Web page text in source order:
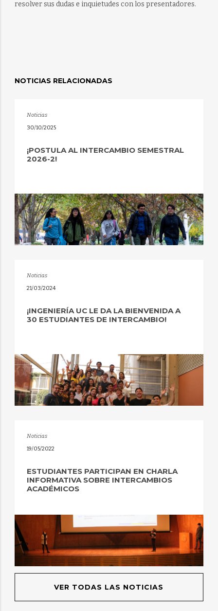
resolver sus dudas e inquietudes con los presentadores.
NOTICIAS RELACIONADAS
Noticias
30/10/2025
¡POSTULA AL INTERCAMBIO SEMESTRAL
2026-2!
Noticias
21/03/2024
¡INGENIERÍA UC LE DA LA BIENVENIDA A
30 ESTUDIANTES DE INTERCAMBIO!
Noticias
19/05/2022
ESTUDIANTES PARTICIPAN EN CHARLA
INFORMATIVA SOBRE INTERCAMBIOS
ACADÉMICOS
VER TODAS LAS NOTICIAS